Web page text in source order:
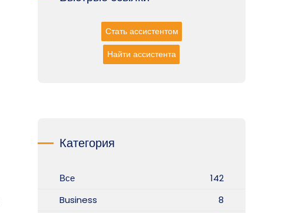
Стать ассистентом
Найти ассистента
Категория
Все
142
Business
8